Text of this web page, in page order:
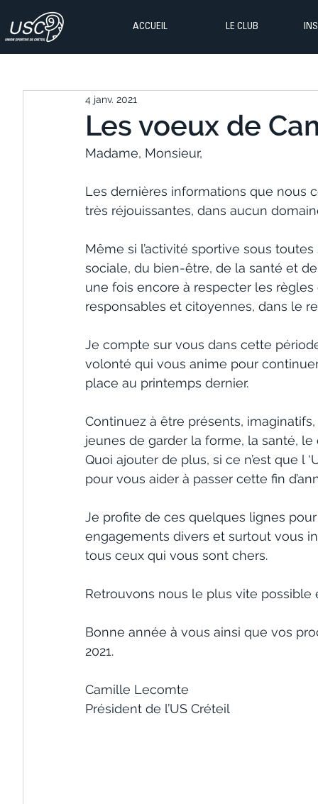
ACCUEIL LE CLUB
Les voeux de
4 janv. 2021
Madame, Monsieur,
Les dernières informations que nous
très réjouissantes, dans aucun
​Même si l’activité sportive sous
sociale, du bien-être, de la santé et
une fois encore à respecter les
responsables et citoyennes, dans le
Je compte sur vous dans cette
volonté qui vous anime pour
place au printemps dernier.
Continuez à être présents,
jeunes de garder la forme, la santé,
Quoi ajouter de plus, si ce n’est que l
pour vous aider à passer cette fin
Je profite de ces quelques lignes
engagements divers et surtout vous
tous ceux qui vous sont chers.
Retrouvons nous le plus vite
Bonne année à vous ainsi que vos
2021.
Camille Lecomte
Président de l’US Créteil